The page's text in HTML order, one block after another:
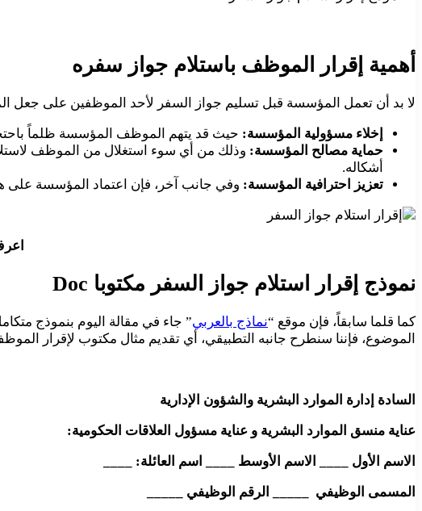
أهمية إقرار الموظف باستلام جواز سفره
لا بد أن تعمل المؤسسة قبل تسليم جواز السفر لأحد الموظفين على جعل
إخلاء مسؤولية المؤسسة: حيث قد يتهم الموظف المؤسسة ظلماً
حماية مصالح المؤسسة: وذلك من أي سوء استغلال من الموظف
أشكاله.
تعزيز احترافية المؤسسة: وفي جانب آخر، فإن اعتماد المؤسسة على
نموذج إقرار استلام جواز السفر مكتوبا Doc
كما قلما سابقاً، فإن موقع “نماذج بالعربي” جاء في مقالة اليوم بنموذج
الموضوع، فإننا سنطرح جانبه التطبيقي، أي تقديم مثال مكتوب لإقرار
السادة إدارة الموارد البشرية والشؤون الإدارية
عناية منسق الموارد البشرية و عناية مسؤول العلاقات الحكومية:
الاسم الأول ____ الاسم الأوسط ____ اسم العائلة: ____
المسمى الوظيفي _____ الرقم الوظيفي _____